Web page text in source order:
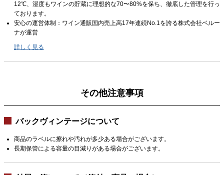
12℃、湿度もワインの貯蔵に理想的な70〜80%を保ち、徹底した管理を行っ
ております。
安心の運営体制：ワイン通販国内売上高17年連続No.1を誇る株式会社ベルー
ナが運営
詳しく見る
その他注意事項
バックヴィンテージについて
商品のラベルに擦れや汚れが多少ある場合がございます。
長期保管による容量の目減りがある場合がございます。